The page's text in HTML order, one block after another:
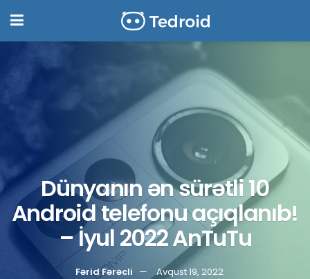
Dünyanın ən sürətli 10
Android telefonu açıqlanıb!
– İyul 2022 AnTuTu
Fərid Fərəcli Avqust 19, 2022